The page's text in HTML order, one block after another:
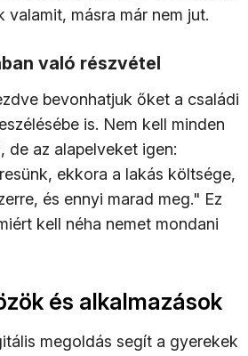
valamit, másra már nem jut.
való részvétel
bevonhatjuk őket a családi
is. Nem kell minden
de az alapelveket igen:
ekkora a lakás költsége,
és ennyi marad meg." Ez
kell néha nemet mondani
és alkalmazások
megoldás segít a gyerekek